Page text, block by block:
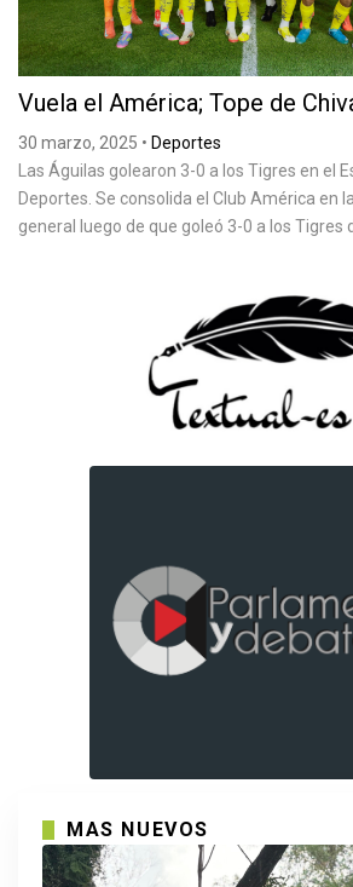
Vuela el América; Tope de
30 marzo, 2025 • Deportes
Las Águilas golearon 3-0 a los Tigres en el
Deportes. Se consolida el Club América en
general luego de que goleó 3-0 a los Tigres
MAS NUEVOS